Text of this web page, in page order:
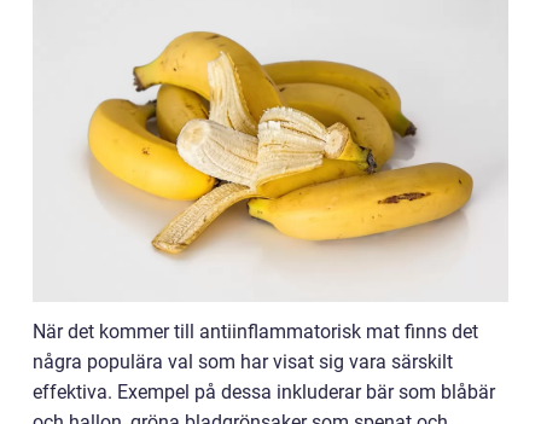
När det kommer till antiinflammatorisk mat finns det
några populära val som har visat sig vara särskilt
effektiva. Exempel på dessa inkluderar bär som blåbär